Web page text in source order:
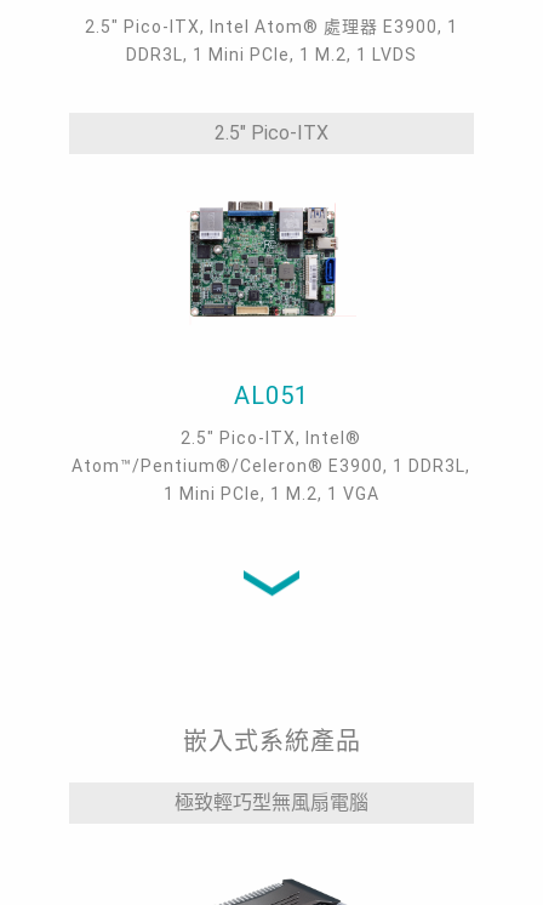
2.5" Pico-ITX, Intel Atom® 處理器 E3900, 1
DDR3L, 1 Mini PCIe, 1 M.2, 1 LVDS
2.5" Pico-ITX
AL051
2.5" Pico-ITX, Intel®
Atom™/Pentium®/Celeron® E3900, 1 DDR3L,
1 Mini PCIe, 1 M.2, 1 VGA
嵌入式系統產品
極致輕巧型無風扇電腦